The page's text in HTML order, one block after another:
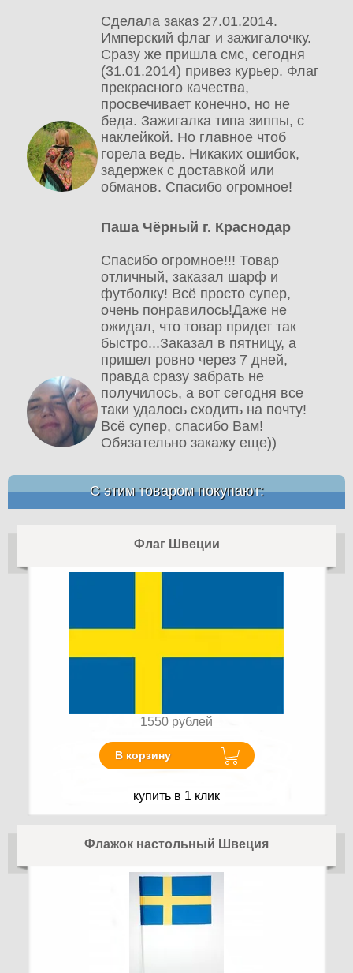
Сделала заказ 27.01.2014.
Имперский флаг и зажигалочку.
Сразу же пришла смс, сегодня
(31.01.2014) привез курьер. Флаг
прекрасного качества,
просвечивает конечно, но не
беда. Зажигалка типа зиппы, с
наклейкой. Но главное чтоб
горела ведь. Никаких ошибок,
задержек с доставкой или
обманов. Спасибо огромное!
Паша Чёрный г. Краснодар
Спасибо огромное!!! Товар
отличный, заказал шарф и
футболку! Всё просто супер,
очень понравилось!Даже не
ожидал, что товар придет так
быстро...Заказал в пятницу, а
пришел ровно через 7 дней,
правда сразу забрать не
получилось, а вот сегодня все
таки удалось сходить на почту!
Всё супер, спасибо Вам!
Обязательно закажу еще))
С этим товаром покупают:
Флаг Швеции
1550 рублей
В корзину
купить в 1 клик
Флажок настольный Швеция